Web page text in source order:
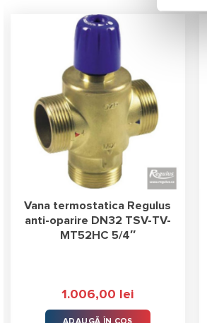
Vana termostatica Regulus
anti-oparire DN32 TSV-TV-
MT52HC 5/4″
1.006,00 lei
ADAUGĂ ÎN COȘ